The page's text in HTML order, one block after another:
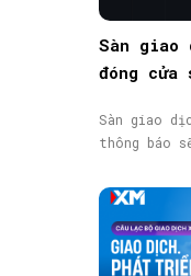
Sàn
đóng cửa
Sàn giao
thông báo